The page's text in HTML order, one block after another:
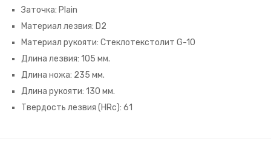
Заточка: Plain
Материал лезвия: D2
Материал рукояти: Стеклотекстолит G-10
Длина лезвия: 105 мм.
Длина ножа: 235 мм.
Длина рукояти: 130 мм.
Твердость лезвия (HRc): 61